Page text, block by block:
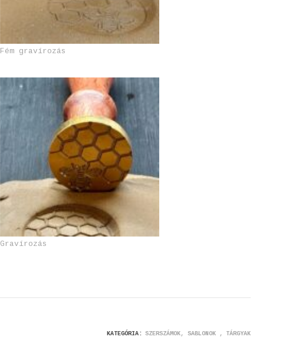
Fém gravírozás
Gravírozás
KATEGÓRIA: SZERSZÁMOK, SABLONOK TÁRGYAK